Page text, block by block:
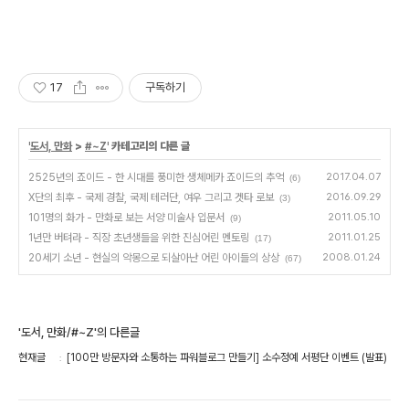
17 구독하기
'도서, 만화> #~Z' 카테고리의 다른 글
2525년의 죠이드 - 한 시대를 풍미한 생체메카 죠이드의 추억 (6) 2017.04.07
X단의 최후 - 국제 경찰, 국제 테러단, 여우 그리고 겟타 로보 (3) 2016.09.29
101명의 화가 - 만화로 보는 서양 미술사 입문서 (9) 2011.05.10
1년만 버텨라 - 직장 초년생들을 위한 진심어린 멘토링 (17) 2011.01.25
20세기 소년 - 현실의 악몽으로 되살아난 어린 아이들의 상상 (67) 2008.01.24
'도서, 만화/#~Z'의 다른글
현재글 [100만 방문자와 소통하는 파워블로그 만들기] 소수정예 서평단 이벤트 (발표)